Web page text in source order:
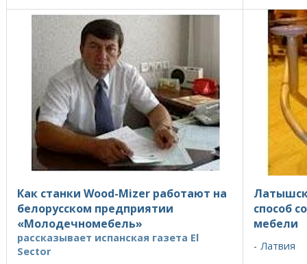
Как станки Wood-Mizer работают на
белорусском предприятии
«Молодечномебель»
рассказывает испанская газета El
Sector
способ
мебели
Латвия